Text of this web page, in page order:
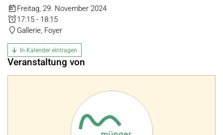
Freitag, 29. November 2024
17:15 - 18:15
Gallerie, Foyer
In Kalender eintragen
Veranstaltung von